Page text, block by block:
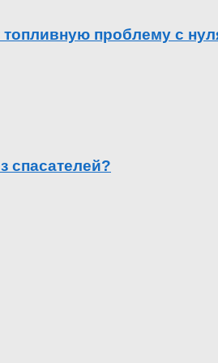
топливную проблему с
спасателей?